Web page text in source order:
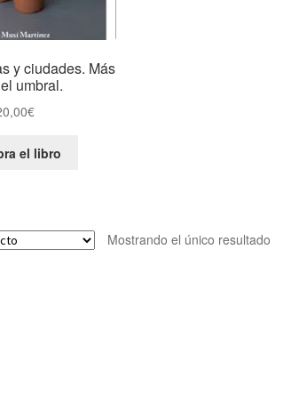
y ciudades. Más
umbral.
€
el libro
Mostrando el único resultado